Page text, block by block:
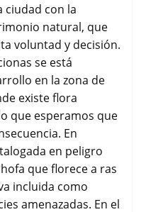
ciudad con la
natural, que
voluntad y decisión.
se está
en la zona de
existe flora
que esperamos que
En
en peligro
que florece a ras
incluida como
amenazadas. En el